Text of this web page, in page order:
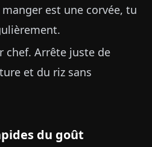
est une corvée, tu
chef. Arrête juste de
et du riz sans
du goût